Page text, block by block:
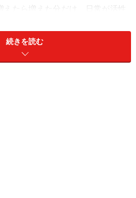
えたら増えた分だけ、日常が活性
続きを読む